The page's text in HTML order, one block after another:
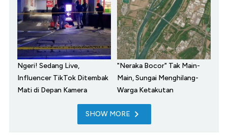
Ngeri! Sedang Live,
Influencer TikTok Ditembak
Mati di Depan Kamera
"Neraka Bocor" Tak Main-
Main, Sungai Menghilang-
Warga Ketakutan
SHOW MORE